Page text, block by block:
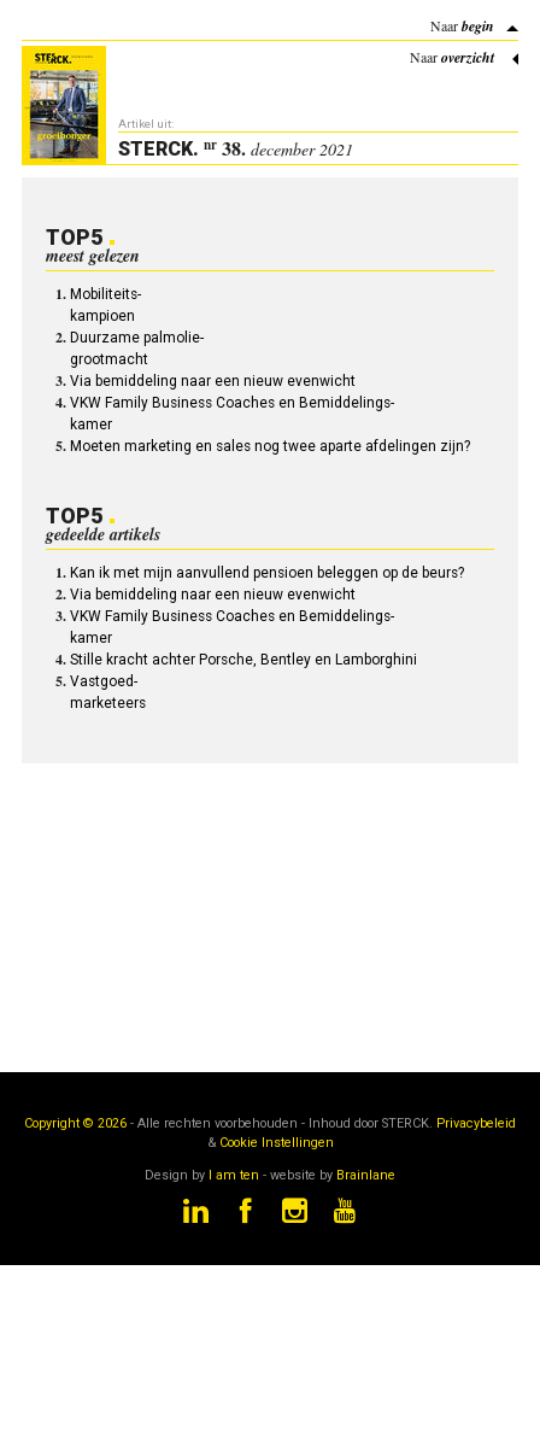
Naarbegin
Naaroverzicht
Artikel uit:
STERCK. nr38. december 2021
TOP5
meest gelezen
Mobiliteits-
kampioen
Duurzame palmolie-
grootmacht
Via bemiddeling naar een nieuw evenwicht
VKW Family Business Coaches en Bemiddelings-
kamer
Moeten marketing en sales nog twee aparte afdelingen zijn?
TOP5
gedeelde artikels
Kan ik met mijn aanvullend pensioen beleggen op de beurs?
Via bemiddeling naar een nieuw evenwicht
VKW Family Business Coaches en Bemiddelings-
kamer
Stille kracht achter Porsche, Bentley en Lamborghini
Vastgoed-
marketeers
Copyright © 2026 - Alle rechten voorbehouden - Inhoud door STERCK. Privacybeleid
& Cookie Instellingen
Design by I am ten - website by Brainlane